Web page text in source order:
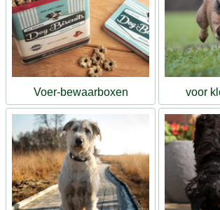
Voer-bewaarboxen voor